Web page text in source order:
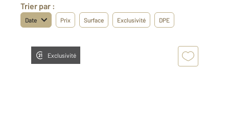
Trier par :
Date Prix Surface Exclusivité DPE
Exclusivité